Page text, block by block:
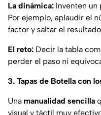
La dinámica: Inventen un
Por ejemplo, aplaudir el
factor y saltar el
El reto: Decir la tabla
perder el paso ni
3. Tapas de Botella con
Una manualidad sencilla
visual y táctil muy